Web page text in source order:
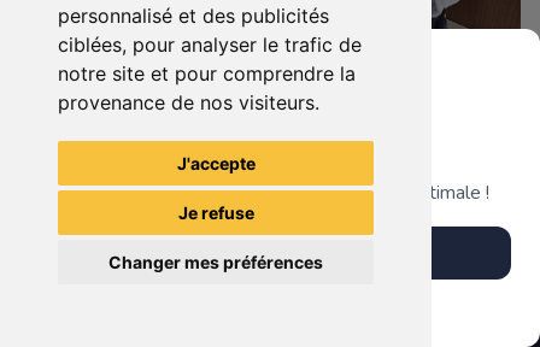
personnalisé et des publicités
ciblées, pour analyser le trafic de
notre site et pour comprendre la
provenance de nos visiteurs.
J'accepte
Je refuse
Changer mes préférences
99.90 € 0
Statuette Harley Quinn
189.90 €
La Mystérieuse Librairie
Nantaise
La Mystérieuse Librairie
Grenier du Geek
Télécharge notre app pour une expérience optimale !
Télécharger l'app